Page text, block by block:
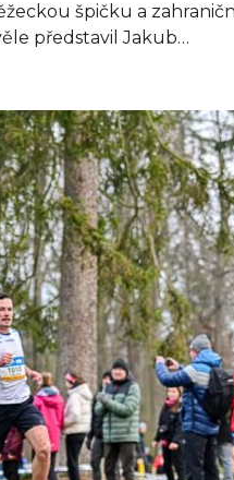
špičku a
představil Jakub…